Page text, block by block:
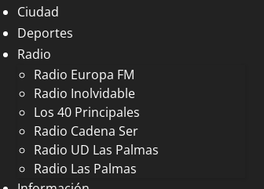
Ciudad
Deportes
Radio
Radio Europa FM
Radio Inolvidable
Los 40 Principales
Radio Cadena Ser
Radio UD Las Palmas
Radio Las Palmas